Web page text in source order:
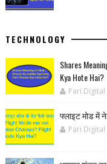
TECHNOLOGY
Shares
Kya Hote Hai?
Pari
फ्लाइट मोड में
Pari